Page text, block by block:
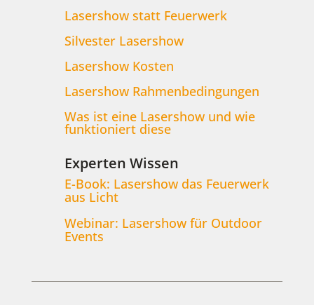
Lasershow statt Feuerwerk
Silvester Lasershow
Lasershow Kosten
Lasershow Rahmenbedingungen
Was ist eine Lasershow und wie
funktioniert diese
Experten Wissen
E-Book: Lasershow das Feuerwerk
aus Licht
Webinar: Lasershow für Outdoor
Events